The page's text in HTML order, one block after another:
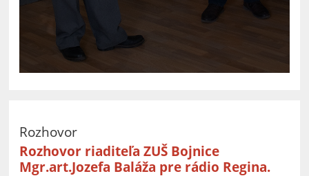
Rozhovor
Rozhovor riaditeľa ZUŠ Bojnice
Mgr.art.Jozefa Baláža pre rádio Regina.